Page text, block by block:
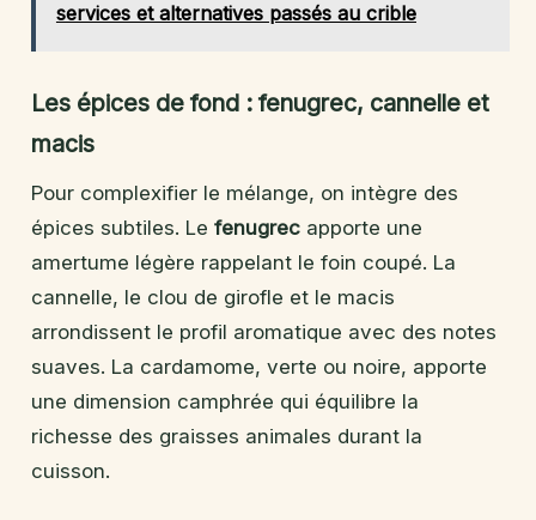
services et alternatives passés au crible
Les épices de fond : fenugrec, cannelle et
macis
Pour complexifier le mélange, on intègre des
épices subtiles. Le fenugrec apporte une
amertume légère rappelant le foin coupé. La
cannelle, le clou de girofle et le macis
arrondissent le profil aromatique avec des notes
suaves. La cardamome, verte ou noire, apporte
une dimension camphrée qui équilibre la
richesse des graisses animales durant la
cuisson.